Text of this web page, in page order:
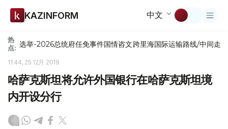
KAZINFORM 中文
热
点: 选举-2026总统府任免事件国情咨文跨里海国际运输路线/中间走廊
11:44, 25 12月 2019
哈萨克斯坦将允许外国银行在哈萨克斯坦境
内开设分行